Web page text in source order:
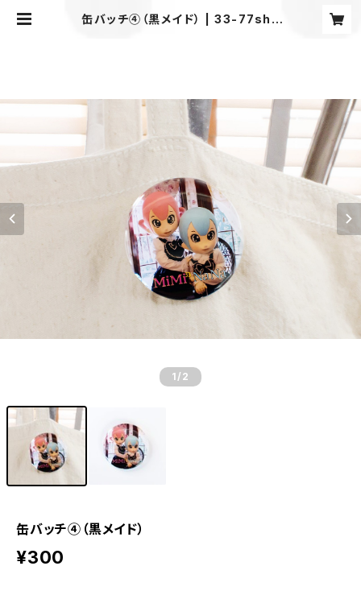
缶バッチ④（黒メイド） | 33-77sho
1 /2
缶バッチ④（黒メイド）
¥300